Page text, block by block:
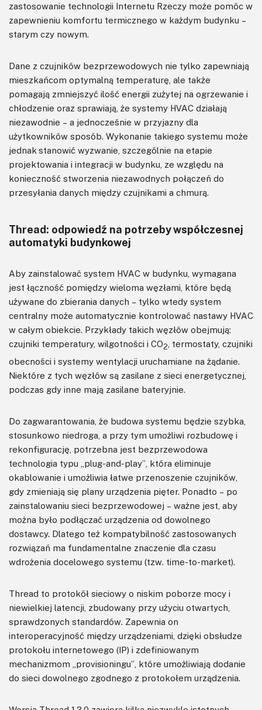
zastosowanie technologii Internetu Rzeczy może pomóc w
zapewnieniu komfortu termicznego w każdym budynku –
starym czy nowym.
Dane z czujników bezprzewodowych nie tylko zapewniają
mieszkańcom optymalną temperaturę, ale także
pomagają zmniejszyć ilość energii zużytej na ogrzewanie i
chłodzenie oraz sprawiają, że systemy HVAC działają
niezawodnie – a jednocześnie w przyjazny dla
użytkowników sposób. Wykonanie takiego systemu może
jednak stanowić wyzwanie, szczególnie na etapie
projektowania i integracji w budynku, ze względu na
konieczność stworzenia niezawodnych połączeń do
przesyłania danych między czujnikami a chmurą.
Thread: odpowiedź na potrzeby współczesnej
automatyki budynkowej
Aby zainstalować system HVAC w budynku, wymagana
jest łączność pomiędzy wieloma węzłami, które będą
używane do zbierania danych – tylko wtedy system
centralny może automatycznie kontrolować nastawy HVAC
w całym obiekcie. Przykłady takich węzłów obejmują:
czujniki temperatury, wilgotności i CO2 , termostaty, czujniki
obecności i systemy wentylacji uruchamiane na żądanie.
Niektóre z tych węzłów są zasilane z sieci energetycznej,
podczas gdy inne mają zasilane bateryjnie.
Do zagwarantowania, że budowa systemu będzie szybka,
stosunkowo niedroga, a przy tym umożliwi rozbudowę i
rekonfigurację, potrzebna jest bezprzewodowa
technologia typu „plug-and-play”, która eliminuje
okablowanie i umożliwia łatwe przenoszenie czujników,
gdy zmieniają się plany urządzenia pięter. Ponadto – po
zainstalowaniu sieci bezprzewodowej – ważne jest, aby
można było podłączać urządzenia od dowolnego
dostawcy. Dlatego też kompatybilność zastosowanych
rozwiązań ma fundamentalne znaczenie dla czasu
wdrożenia docelowego systemu (tzw. time-to-market).
Thread to protokół sieciowy o niskim poborze mocy i
niewielkiej latencji, zbudowany przy użyciu otwartych,
sprawdzonych standardów. Zapewnia on
interoperacyjność między urządzeniami, dzięki obsłudze
protokołu internetowego (IP) i zdefiniowanym
mechanizmom „provisioningu”, które umożliwiają dodanie
do sieci dowolnego zgodnego z protokołem urządzenia.